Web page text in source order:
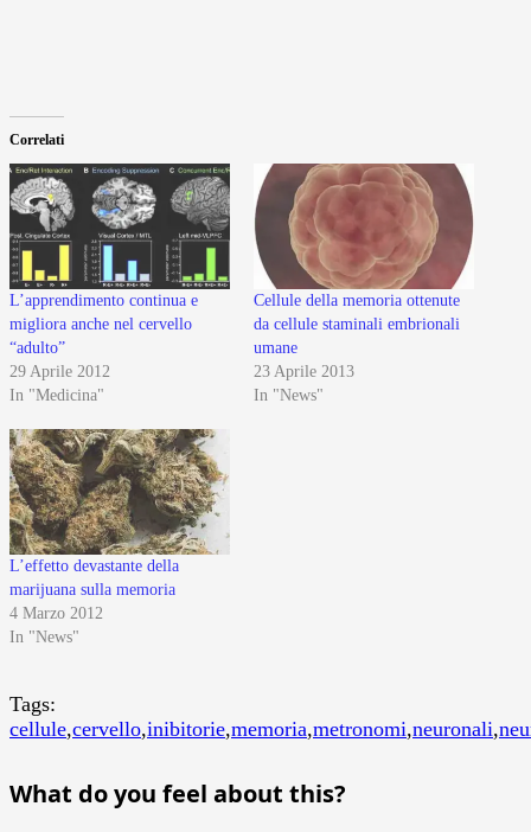
Correlati
L’apprendimento continua e
migliora anche nel cervello
“adulto”
29 Aprile 2012
In "Medicina"
Cellule della memoria ottenute
da cellule staminali embrionali
umane
23 Aprile 2013
In "News"
L’effetto devastante della
marijuana sulla memoria
4 Marzo 2012
In "News"
Tags:
cellule,cervello,inibitorie,memoria,metronomi,neuronali,
What do you feel about this?